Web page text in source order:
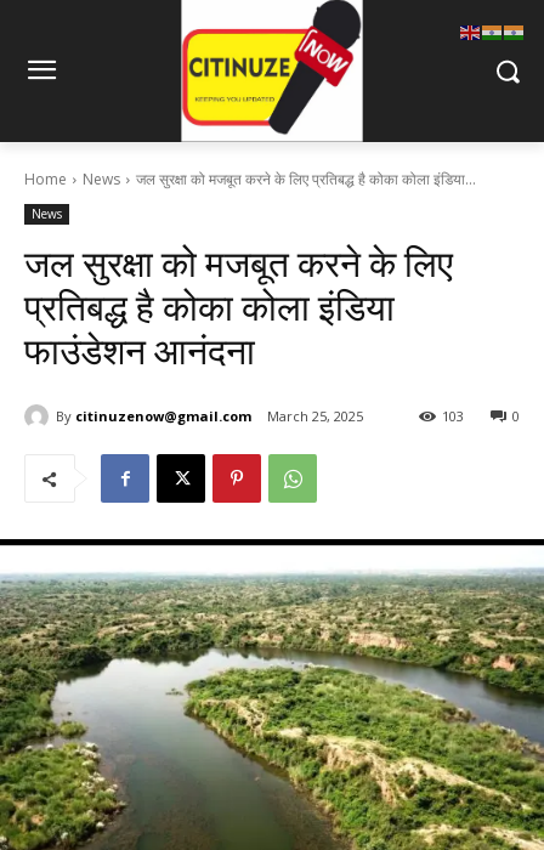
Home News जल सुरक्षा को मजबूत करने के लिए प्रतिबद्ध है कोका कोला इंडिया...
News
जल सुरक्षा को मजबूत करने के लिए
प्रतिबद्ध है कोका कोला इंडिया
फाउंडेशन आनंदना
By citinuzenow@gmail.com March 25, 2025 0
103